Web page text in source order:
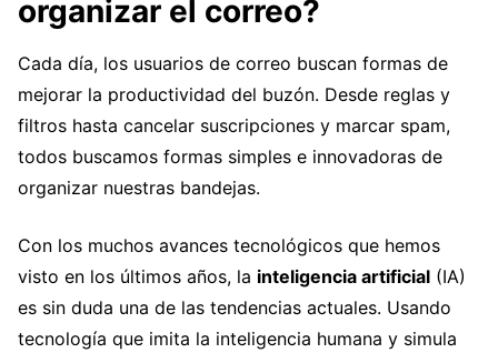
organizar el correo?
Cada día, los usuarios de correo buscan formas de
mejorar la productividad del buzón. Desde reglas y
filtros hasta cancelar suscripciones y marcar spam,
todos buscamos formas simples e innovadoras de
organizar nuestras bandejas.
Con los muchos avances tecnológicos que hemos
visto en los últimos años, la inteligencia artificial (IA)
es sin duda una de las tendencias actuales. Usando
tecnología que imita la inteligencia humana y simula